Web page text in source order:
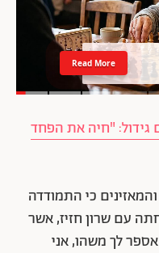
Read More
גידול: "חיה את הפחד
כי התמודדה
עם שרון חזיז, אשר
לך משהו, אני